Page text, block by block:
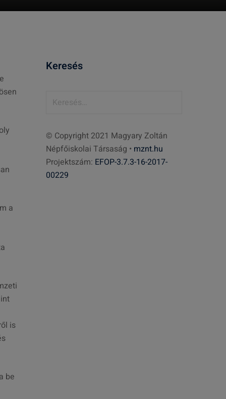
a
is
be
Keresés
e
s
é
s
© Copyright 2021 Magyary Zoltán
Népfőiskolai Társaság • mznt.hu
Projektszám: EFOP-3.7.3-16-2017-
00229